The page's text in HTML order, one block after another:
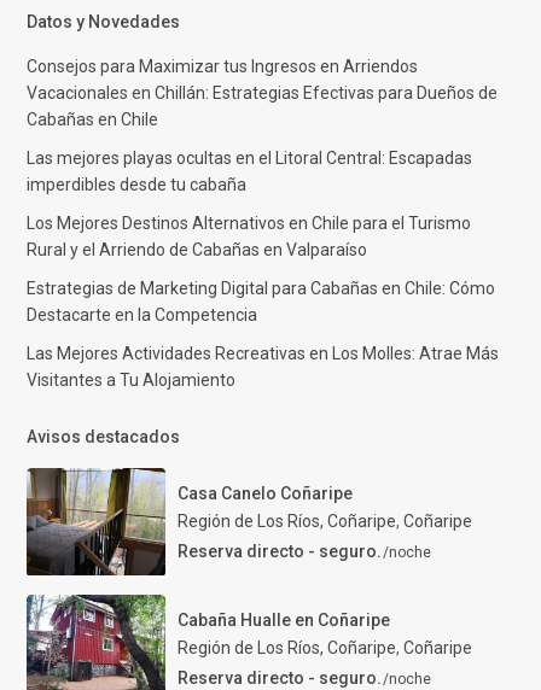
Datos y Novedades
Consejos para Maximizar tus Ingresos en Arriendos
Vacacionales en Chillán: Estrategias Efectivas para Dueños de
Cabañas en Chile
Las mejores playas ocultas en el Litoral Central: Escapadas
imperdibles desde tu cabaña
Los Mejores Destinos Alternativos en Chile para el Turismo
Rural y el Arriendo de Cabañas en Valparaíso
Estrategias de Marketing Digital para Cabañas en Chile: Cómo
Destacarte en la Competencia
Las Mejores Actividades Recreativas en Los Molles: Atrae Más
Visitantes a Tu Alojamiento
Avisos destacados
Casa Canelo Coñaripe
Región de Los Ríos, Coñaripe, Coñaripe
Reserva directo - seguro./noche
Cabaña Hualle en Coñaripe
Región de Los Ríos, Coñaripe, Coñaripe
Reserva directo - seguro./noche